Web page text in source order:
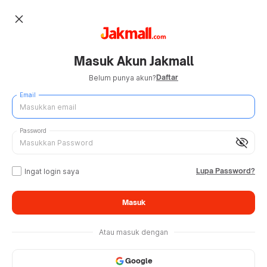
close
Masuk Akun Jakmall
Belum punya akun?Daftar
Email
visibility_off
Password
Ingat login saya Lupa Password?
Masuk
Atau masuk dengan
Google